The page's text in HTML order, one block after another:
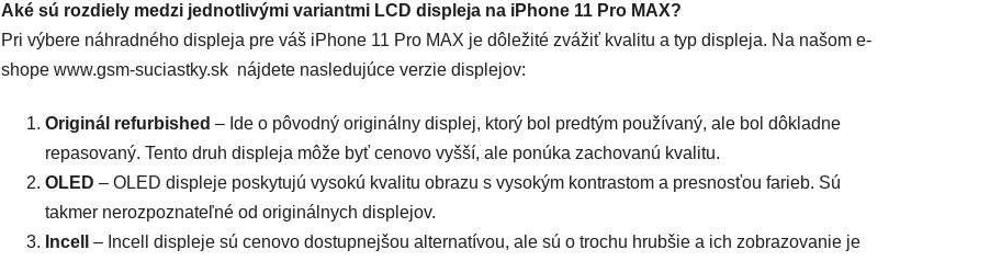
Aké sú rozdiely medzi jednotlivými variantmi LCD displeja na iPhone 11 Pro MAX?
Pri výbere náhradného displeja pre váš iPhone 11 Pro MAX je dôležité zvážiť kvalitu a typ displeja. Na našom e-
shope www.gsm-suciastky.sk nájdete nasledujúce verzie displejov:
Originál refurbished – Ide o pôvodný originálny displej, ktorý bol predtým používaný, ale bol dôkladne
repasovaný. Tento druh displeja môže byť cenovo vyšší, ale ponúka zachovanú kvalitu.
OLED – OLED displeje poskytujú vysokú kvalitu obrazu s vysokým kontrastom a presnosťou farieb. Sú
takmer nerozpoznateľné od originálnych displejov.
Incell
– Incell displeje sú cenovo dostupnejšou alternatívou, ale sú o trochu hrubšie a ich zobrazovanie je